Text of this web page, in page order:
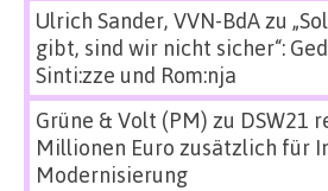
Ulrich Sander, VVN-BdAzu
gibt, sind wir nicht sicher“:
Sinti:zze und Rom:nja
Grüne & Volt (PM) zu DSW21
Millionen Euro zusätzlich für
Modernisierung